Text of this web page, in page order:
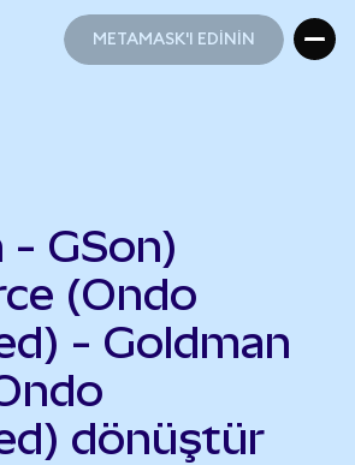
METAMASK'I EDİNİN
- GSon)
(Ondo
- Goldman
dönüştür